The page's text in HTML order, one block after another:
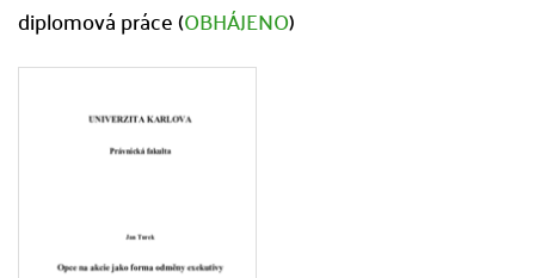
diplomová práce (OBHÁJENO)